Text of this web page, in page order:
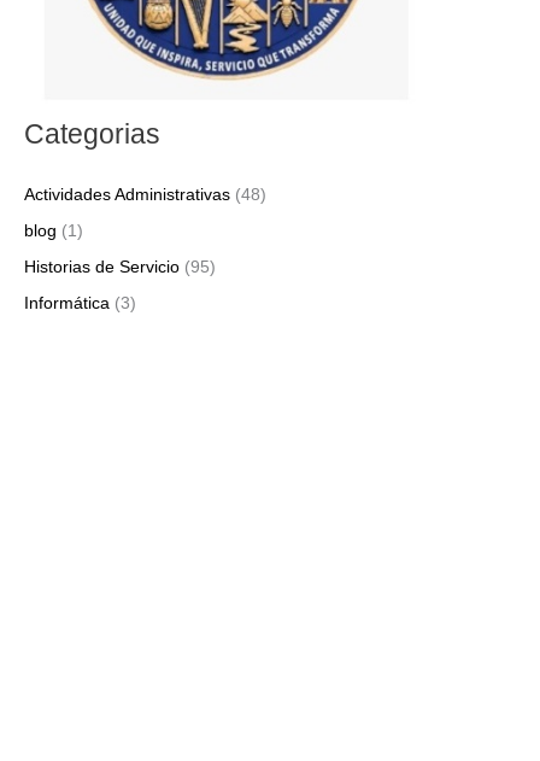
Categorias
Actividades Administrativas (48)
blog (1)
Historias de Servicio (95)
Informática (3)